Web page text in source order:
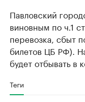
Павловский
виновным по ч.1
перевозка, сбыт
билетов ЦБ РФ).
будет отбывать в
Теги